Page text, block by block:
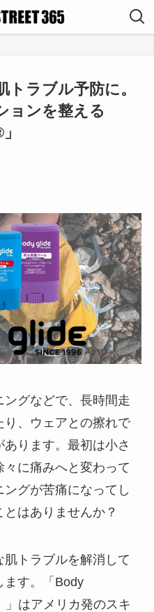
トラブル予防に。
ョンを整える
グなどで、長時間走
り、ウェアとの擦れで
ります。最初は小さ
に痛みへと変わって
グが苦痛になってし
はありませんか？
トラブルを解消して
ます。「Body
はアメリカ発のスキ